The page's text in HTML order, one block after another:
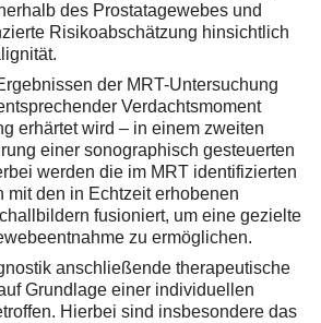
des Prostatagewebes und
Risikoabschätzung hinsichtlich
der MRT-Untersuchung
Verdachtsmoment
erhärtet wird – in einem zweiten
einer sonographisch gesteuerten
werden die im MRT identifizierten
mit den in Echtzeit erhobenen
fusioniert, um eine gezielte
zu ermöglichen.
anschließende therapeutische
Grundlage einer individuellen
Hierbei sind insbesondere das